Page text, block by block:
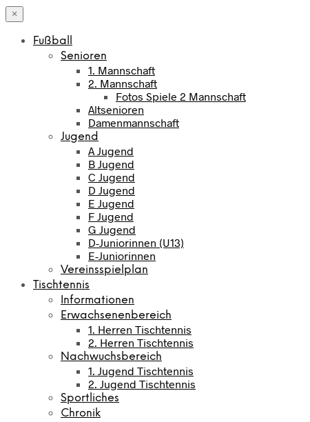
×
Fußball
Senioren
1. Mannschaft
2. Mannschaft
Fotos Spiele 2 Mannschaft
Altsenioren
Damenmannschaft
Jugend
A Jugend
B Jugend
C Jugend
D Jugend
E Jugend
F Jugend
G Jugend
D-Juniorinnen (U13)
E-Juniorinnen
Vereinsspielplan
Tischtennis
Informationen
Erwachsenenbereich
1. Herren Tischtennis
2. Herren Tischtennis
Nachwuchsbereich
1. Jugend Tischtennis
2. Jugend Tischtennis
Sportliches
Chronik